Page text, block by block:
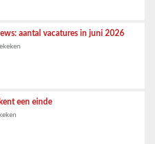
aantal vacatures in juni 2026
een einde